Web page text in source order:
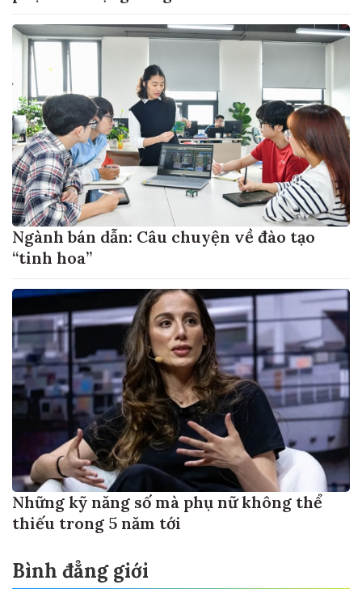
Ngành bán dẫn: Câu chuyện về đào tạo
“tinh hoa”
Những kỹ năng số mà phụ nữ không thể
thiếu trong 5 năm tới
Bình đẳng giới